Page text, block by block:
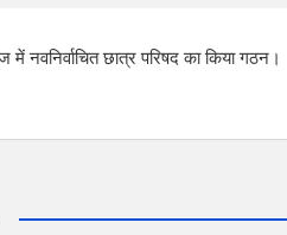
A
p
नवनिर्वाचित छात्र परिषद का किया गठन।